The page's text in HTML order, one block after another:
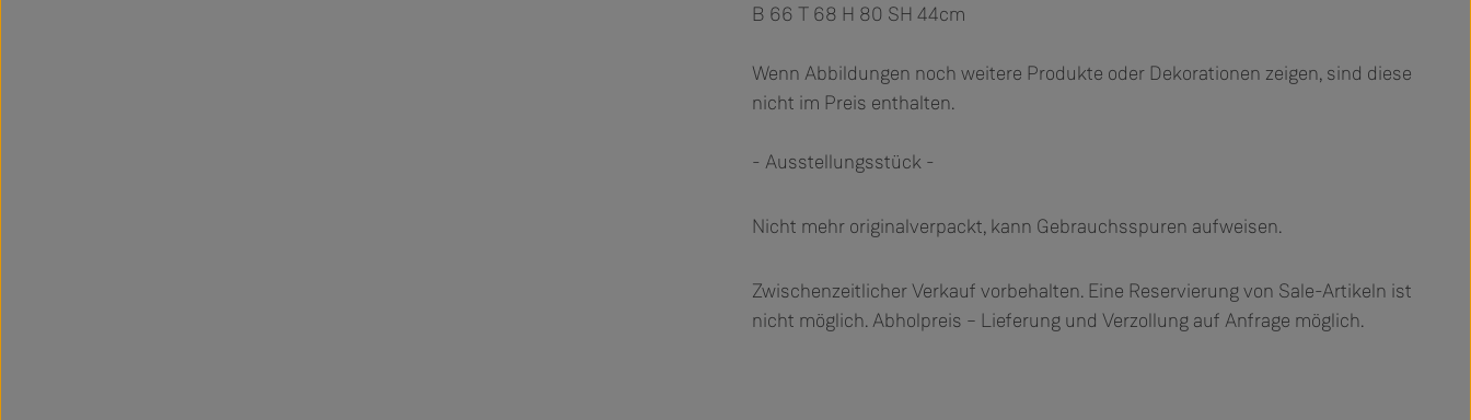
B 66 T 68 H 80 SH 44cm
Wenn Abbildungen noch weitere Produkte oder Dekorationen zeigen, sind diese
nicht im Preis enthalten.
- Ausstellungsstück -
Nicht mehr originalverpackt, kann Gebrauchsspuren aufweisen.
Zwischenzeitlicher Verkauf vorbehalten. Eine Reservierung von Sale-Artikeln ist
nicht möglich. Abholpreis – Lieferung und Verzollung auf Anfrage möglich.